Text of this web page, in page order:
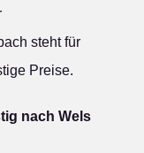
steht für
Preise.
nach Wels